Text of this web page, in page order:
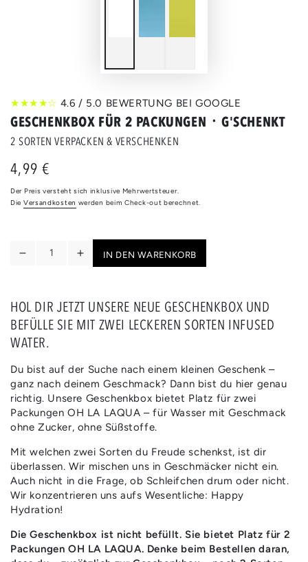
★★★★☆ 4.6 / 5.0 BEWERTUNG BEI GOOGLE
GESCHENKBOX FÜR 2 PACKUNGEN ᛫ G'SCHENKT
2 SORTEN VERPACKEN & VERSCHENKEN
Regulärer
4,99 €
Der Preis versteht sich inklusive Mehrwertsteuer.
Die Versandkosten werden beim Check-out berechnet.
Verringere
für
Geschenkbox
für
2
᛫
G&#39;SCHENKT
Erhöhe
für
Geschenkbox
für
᛫
G&#39;SCHENKT
IN DEN WARENKORB
HOL DIR JETZT UNSERE NEUE GESCHENKBOX UND
BEFÜLLE SIE MIT ZWEI LECKEREN SORTEN INFUSED
WATER.
Du bist auf der Suche nach einem kleinen Geschenk –
ganz nach deinem Geschmack? Dann bist du hier genau
richtig. Unsere Geschenkbox bietet Platz für zwei
Packungen OH LA LAQUA – für Wasser mit Geschmack
ohne Zucker, ohne Süßstoffe.
Mit welchen zwei Sorten du Freude schenkst, ist dir
überlassen. Wir mischen uns in Geschmäcker nicht ein.
Auch nicht in die Frage, ob Schleifchen drum oder nicht.
Wir konzentrieren uns aufs Wesentliche: Happy
Hydration!
Die Geschenkbox ist nicht befüllt. Sie bietet Platz für 2
Packungen OH LA LAQUA. Denke beim Bestellen daran,